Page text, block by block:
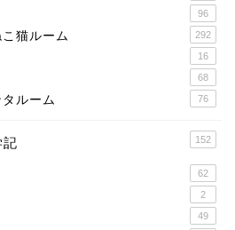
96
猫ルーム 292
16
68
ルーム 76
記 152
62
2
49